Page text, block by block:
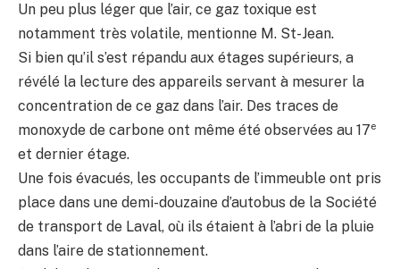
Un peu plus léger que l’air, ce gaz toxique est
notamment très volatile, mentionne M. St-Jean.
Si bien qu’il s’est répandu aux étages supérieurs, a
révélé la lecture des appareils servant à mesurer la
concentration de ce gaz dans l’air. Des traces de
monoxyde de carbone ont même été observées au 17e
et dernier étage.
Une fois évacués, les occupants de l’immeuble ont pris
place dans une demi-douzaine d’autobus de la Société
de transport de Laval, où ils étaient à l’abri de la pluie
dans l’aire de stationnement.